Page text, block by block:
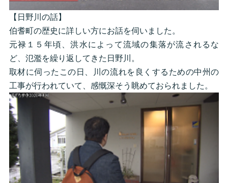
【日野川の話】
伯耆町の歴史に詳しい方にお話を伺いました。
元禄１５年頃、洪水によって流域の集落が流されるな
ど、氾濫を繰り返してきた日野川。
取材に伺ったこの日、川の流れを良くするための中州の
工事が行われていて、感慨深そう眺めておられました。